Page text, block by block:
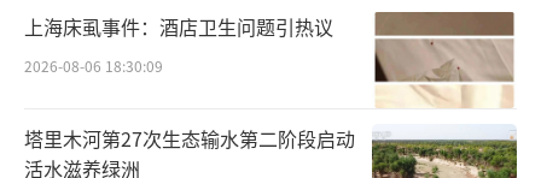
上海床虱事件：酒店卫生问题引热议
2026-08-06 18:30:09
塔里木河第27次生态输水第二阶段启动
活水滋养绿洲